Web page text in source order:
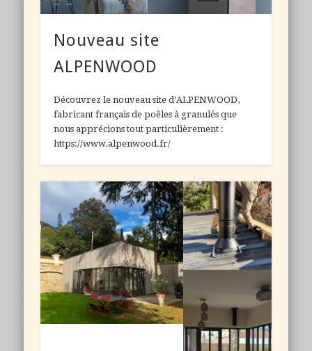
Nouveau site
ALPENWOOD
Découvrez le nouveau site d’ALPENWOOD,
fabricant français de poêles à granulés que
nous apprécions tout particulièrement :
https://www.alpenwood.fr/